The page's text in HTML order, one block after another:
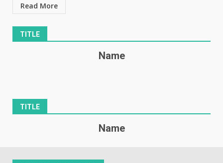
Read More
TITLE
Name
TITLE
Name